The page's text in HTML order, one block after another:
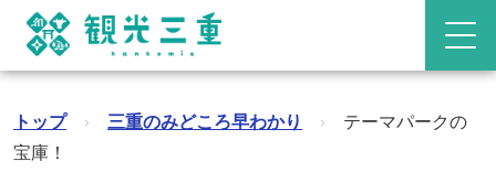
トップ › 三重のみどころ早わかり ›
テーマパークの
宝庫！